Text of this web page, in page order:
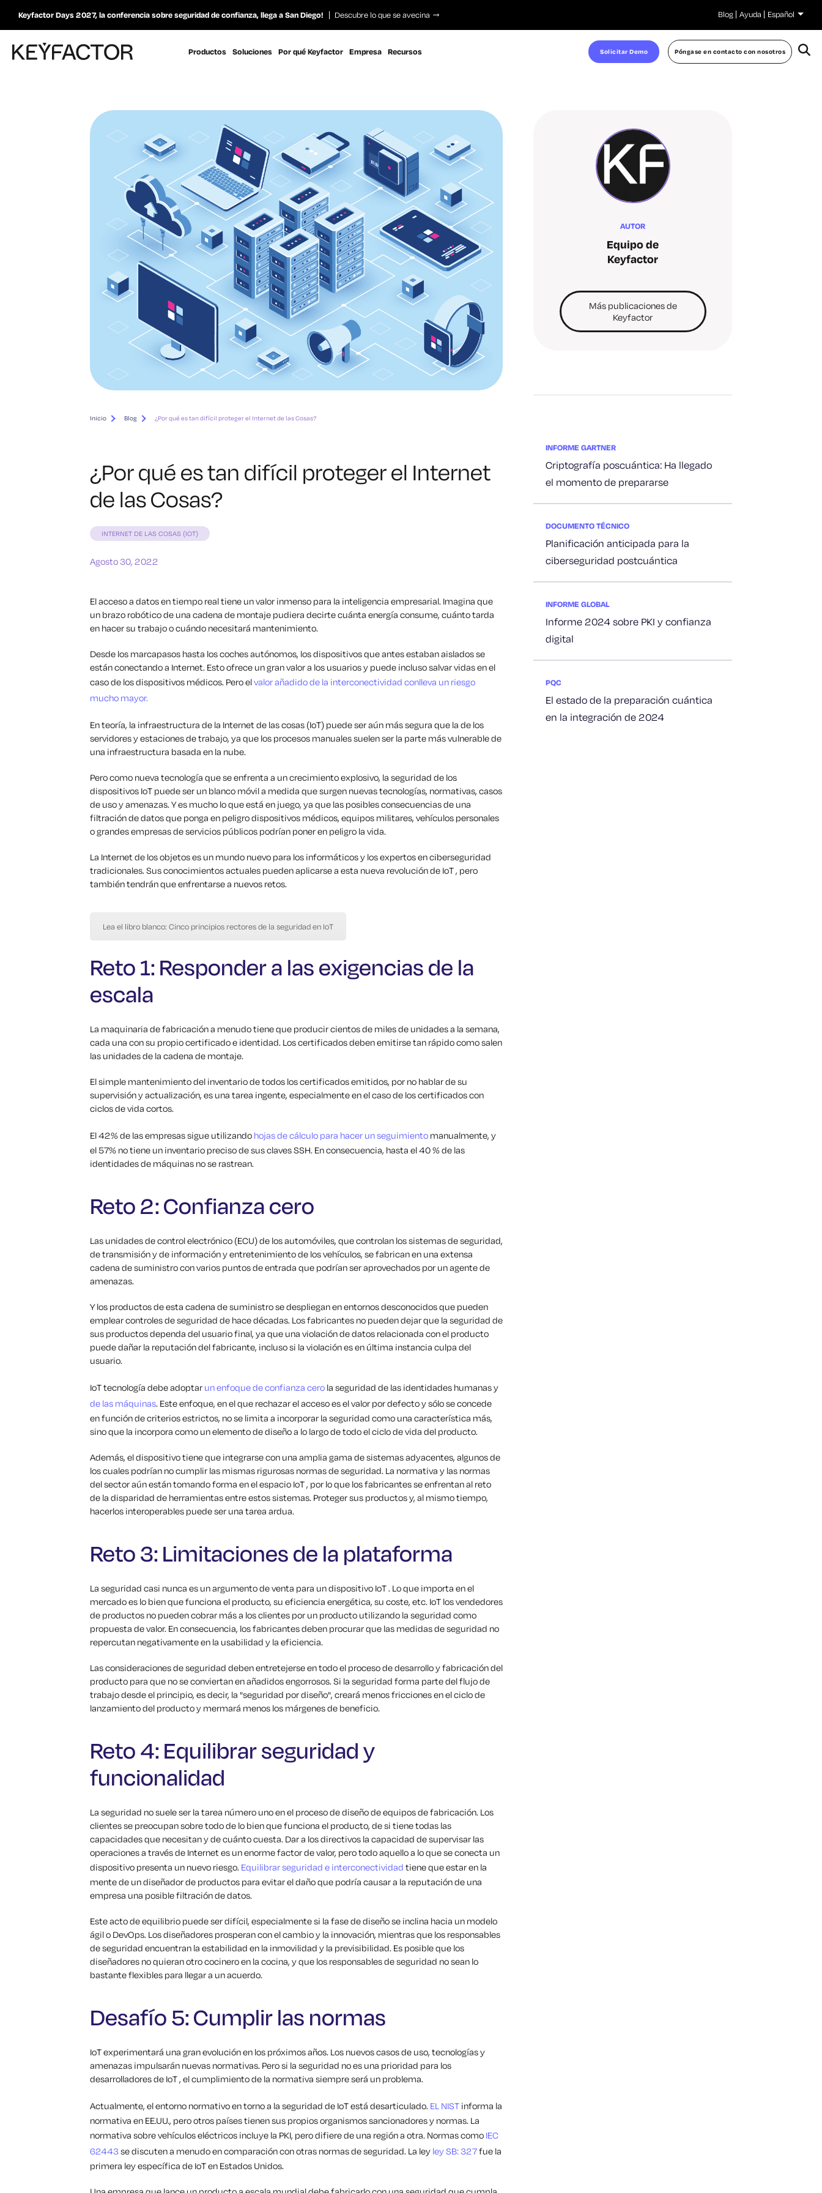
Keyfactor Days 2027, la conferencia sobre seguridad de confianza, llega a San Diego! Descubre lo que se avecina Blog Ayuda Español
Productos Soluciones Por qué Keyfactor Empresa Recursos Solicitar Demo Póngase en contacto con nosotros
Inicio Blog ¿Por qué es tan difícil proteger el Internet de las Cosas?
¿Por qué es tan difícil proteger el Internet
de las Cosas?
INTERNET DE LAS COSAS (IOT)
Agosto 30, 2022
El acceso a datos en tiempo real tiene un valor inmenso para la inteligencia empresarial. Imagina que
un brazo robótico de una cadena de montaje pudiera decirte cuánta energía consume, cuánto tarda
en hacer su trabajo o cuándo necesitará mantenimiento.
Desde los marcapasos hasta los coches autónomos, los dispositivos que antes estaban aislados se
están conectando a Internet. Esto ofrece un gran valor a los usuarios y puede incluso salvar vidas en el
caso de los dispositivos médicos. Pero elvalor añadido de la interconectividad conlleva un riesgo
mucho mayor.
En teoría, la infraestructura de la Internet de las cosas (IoT) puede ser aún mássegura que la de los
servidores y estaciones de trabajo, ya que los procesos manuales suelen ser la parte más vulnerable de
una infraestructura basada en la nube.
Pero como nueva tecnología que se enfrenta a un crecimiento explosivo, la seguridad de los
dispositivos IoT puede ser un blanco móvil a medida que surgen nuevas tecnologías, normativas, casos
de uso y amenazas. Y es mucho lo que está en juego, ya que las posibles consecuencias de una
filtración de datos que ponga en peligro dispositivos médicos, equipos militares, vehículos personales
o grandes empresas de servicios públicos podrían poner en peligro la vida.
La Internet de los objetos es un mundo nuevo para los informáticos y los expertos en ciberseguridad
tradicionales. Sus conocimientos actuales pueden aplicarse a esta nueva revolución de IoT , pero
también tendrán que enfrentarse a nuevos retos.
Lea el libro blanco: Cinco principios rectores de la seguridad en IoT
Reto 1: Responder a las exigencias de la
escala
La maquinaria de fabricación a menudo tiene que producir cientos de miles de unidades a la semana,
cada una con su propio certificado e identidad. Los certificados deben emitirse tan rápido como salen
las unidades de la cadena de montaje.
El simple mantenimiento del inventario de todos los certificados emitidos, por no hablar de su
supervisión y actualización, es una tarea ingente, especialmente en el caso de los certificados con
ciclos de vida cortos.
El 42% de las empresas sigue utilizando hojas de cálculo para hacer un seguimiento manualmente, y
el 57% no tiene un inventario preciso de sus claves SSH. En consecuencia, hasta el 40 % de las
identidades de máquinas no se rastrean.
Reto 2: Confianza cero
Las unidades de control electrónico (ECU) de los automóviles, que controlan los sistemas de seguridad,
de transmisión y de información y entretenimiento de los vehículos, se fabrican en una extensa
cadena de suministro con varios puntos de entrada que podrían ser aprovechados por un agente de
amenazas.
Y los productos de esta cadena de suministro se despliegan en entornos desconocidos que pueden
emplear controles de seguridad de hace décadas. Los fabricantes no pueden dejar que la seguridad de
sus productos dependa del usuario final, ya que una violación de datos relacionada con el producto
puede dañar la reputación del fabricante, incluso si la violación es en última instancia culpa del
usuario.
IoT tecnología debe adoptar un enfoque de confianza cero la seguridad de las identidades humanas y
de las máquinas. Este enfoque, en el que rechazar el acceso es el valor por defecto y sólo se concede
en función de criterios estrictos, no se limita a incorporar la seguridad como una característica más,
sino que la incorpora como un elemento de diseño a lo largo de todo el ciclo de vida del producto.
Además, el dispositivo tiene que integrarse con una amplia gama de sistemas adyacentes, algunos de
los cuales podrían no cumplir las mismas rigurosas normas de seguridad. La normativa y las normas
del sector aún están tomando forma en el espacio IoT , por lo que los fabricantes se enfrentan al reto
de la disparidad de herramientas entre estos sistemas. Proteger sus productos y, al mismo tiempo,
hacerlos interoperables puede ser una tarea ardua.
Reto 3: Limitaciones de la plataforma
La seguridad casi nunca es un argumento de venta para un dispositivo IoT . Lo que importa en el
mercado es lo bien que funciona el producto, su eficiencia energética, su coste, etc. IoT los vendedores
de productos no pueden cobrar más a los clientes por un producto utilizando la seguridad como
propuesta de valor. En consecuencia, los fabricantes deben procurar que las medidas de seguridad no
repercutan negativamente en la usabilidad y la eficiencia.
Las consideraciones de seguridad deben entretejerse en todo el proceso de desarrollo y fabricación del
producto para que no se conviertan en añadidos engorrosos. Si la seguridad forma parte del flujo de
trabajo desde el principio, es decir, la "seguridad por diseño", creará menos fricciones en el ciclo de
lanzamiento del producto y mermará menos los márgenes de beneficio.
Reto 4: Equilibrar seguridad y
funcionalidad
La seguridad no suele ser la tarea número uno en el proceso de diseño de equipos de fabricación. Los
clientes se preocupan sobre todo de lo bien que funciona el producto, de si tiene todas las
capacidades que necesitan y de cuánto cuesta. Dar a los directivos la capacidad de supervisar las
operaciones a través de Internet es un enorme factor de valor, pero todo aquello a lo que se conecta un
dispositivo presenta un nuevo riesgo. Equilibrar seguridad e interconectividad tiene que estar en la
mente de un diseñador de productos para evitar el daño que podría causar a la reputación de una
empresa una posible filtración de datos.
Este acto de equilibrio puede ser difícil, especialmente si la fase de diseño se inclina hacia un modelo
ágil o DevOps. Los diseñadores prosperan con el cambio y la innovación, mientras que los responsables
de seguridad encuentran la estabilidad en la inmovilidad y la previsibilidad. Es posible que los
diseñadores no quieran otro cocinero en la cocina, y que los responsables de seguridad no sean lo
bastante flexibles para llegar a un acuerdo.
Desafío 5: Cumplir las normas
IoT experimentará una gran evolución en los próximos años. Los nuevos casos de uso, tecnologías y
amenazas impulsarán nuevas normativas. Pero si la seguridad no es una prioridad para los
desarrolladores de IoT , el cumplimiento de la normativa siempre será un problema.
Actualmente, el entorno normativo en torno a la seguridad de IoT está desarticulado. EL NIST informa la
normativa en EE.UU., pero otros países tienen sus propios organismos sancionadores y normas. La
normativa sobre vehículos eléctricos incluye la PKI, pero difiere de una región a otra. Normas como IEC
62443se discuten a menudo en comparación con otras normas de seguridad. La ley ley SB: 327fue la
primera ley específica de IoT en Estados Unidos.
AUTOR
Equipo de
Keyfactor
Más publicaciones de
Keyfactor
INFORME GARTNER
Criptografía poscuántica: Ha llegado
el momento de prepararse
DOCUMENTO TÉCNICO
Planificación anticipada para la
ciberseguridad postcuántica
INFORME GLOBAL
Informe 2024 sobre PKI y confianza
digital
PQC
El estado de la preparación cuántica
en la integración de 2024